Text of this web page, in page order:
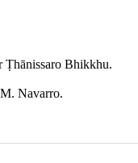
Ṭhānissaro Bhikkhu.
Navarro.